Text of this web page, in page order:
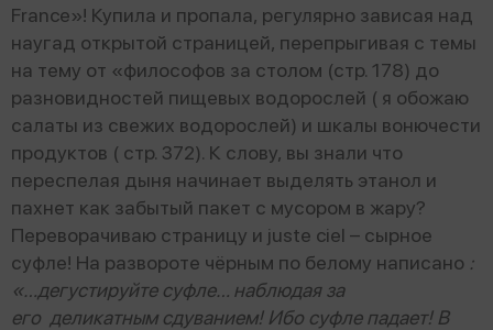
France»! Купила и пропала, регулярно зависая над
наугад открытой страницей, перепрыгивая с темы
на тему от «философов за столом (стр. 178) до
разновидностей пищевых водорослей ( я обожаю
салаты из свежих водорослей) и шкалы вонючести
продуктов ( стр. 372). К слову, вы знали что
переспелая дыня начинает выделять этанол и
пахнет как забытый пакет с мусором в жару?
Переворачиваю страницу и juste ciel – сырное
суфле! На развороте чёрным по белому написано :
«…дегустируйте суфле… наблюдая за
его деликатным сдуванием! Ибо суфле падает! В